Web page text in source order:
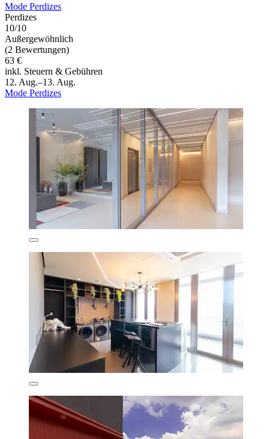
Mode Perdizes
Perdizes
10/10
Außergewöhnlich
(2 Bewertungen)
63 €
inkl. Steuern & Gebühren
12. Aug.–13. Aug.
Mode Perdizes